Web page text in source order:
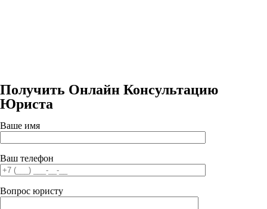
Получить Онлайн Консультацию
Юриста
Ваше имя
Ваш телефон
Вопрос юристу